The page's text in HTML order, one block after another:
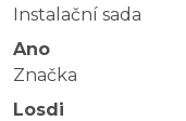
Instalační sada
Ano
Značka
Losdi